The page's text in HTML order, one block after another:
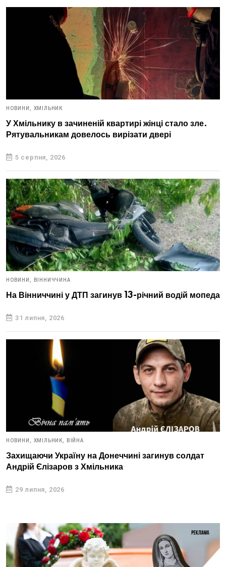
НОВИНИ, ХМІЛЬНИК
У Хмільнику в зачиненій квартирі жінці стало зле.
Рятувальникам довелось вирізати двері
5 серпня, 2026
НОВИНИ, ВІННИЧЧИНА
На Вінниччині у ДТП загинув 13-річний водій мопеда
31 липня, 2026
НОВИНИ, ХМІЛЬНИК, ВІЙНА
Захищаючи Україну на Донеччині загинув солдат
Андрій Єлізаров з Хмільника
29 липня, 2026